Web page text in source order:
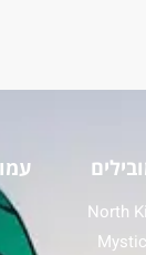
North